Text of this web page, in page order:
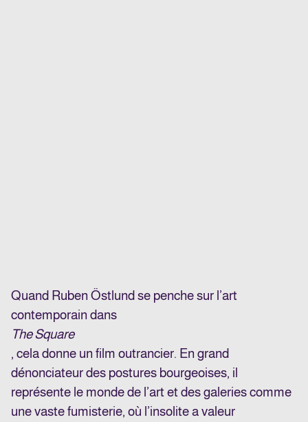
Quand Ruben Östlund se penche sur l’art
contemporain dans
The Square
, cela donne un film outrancier. En grand
dénonciateur des postures bourgeoises, il
représente le monde de l’art et des galeries comme
une vaste fumisterie, où l’insolite a valeur